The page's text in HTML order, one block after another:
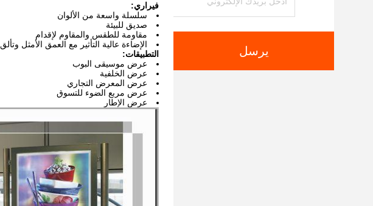
يرسل
فيراري:
سلسلة واسعة من الألوان
صديق للبيئة
مقاومة للطقس والمقاوم لإقدام
الإضاءة عالية التأثير مع العمق الأمثل وتألق
التطبيقات:
عرض موسيقى البوب
عرض الخلفية
عرض المعرض التجاري
عرض مربع الضوء للتسوق
عرض الإطار